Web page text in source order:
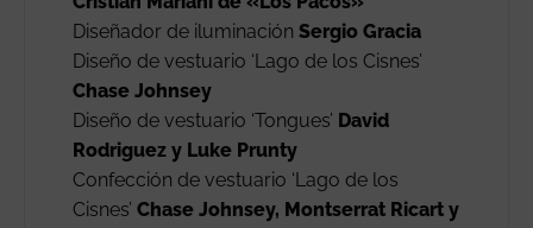
Diseñador de iluminación Sergio Gracia
Diseño de vestuario ‘Lago de los Cisnes’
Chase Johnsey
Diseño de vestuario ‘Tongues’ David
Rodriguez y Luke Prunty
Confección de vestuario ‘Lago de los
Cisnes’ Chase Johnsey, Montserrat Ricart y